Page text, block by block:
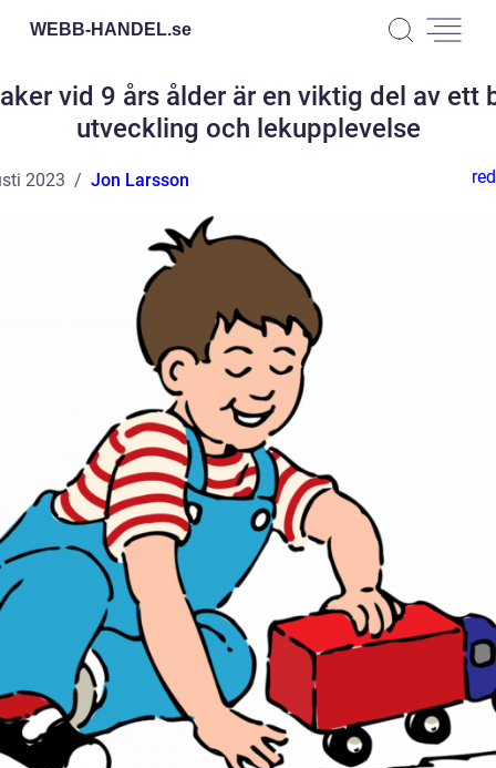
WEBB-HANDEL.se
vid 9 års ålder är en viktig del av ett
utveckling och lekupplevelse
2023 Jon Larsson